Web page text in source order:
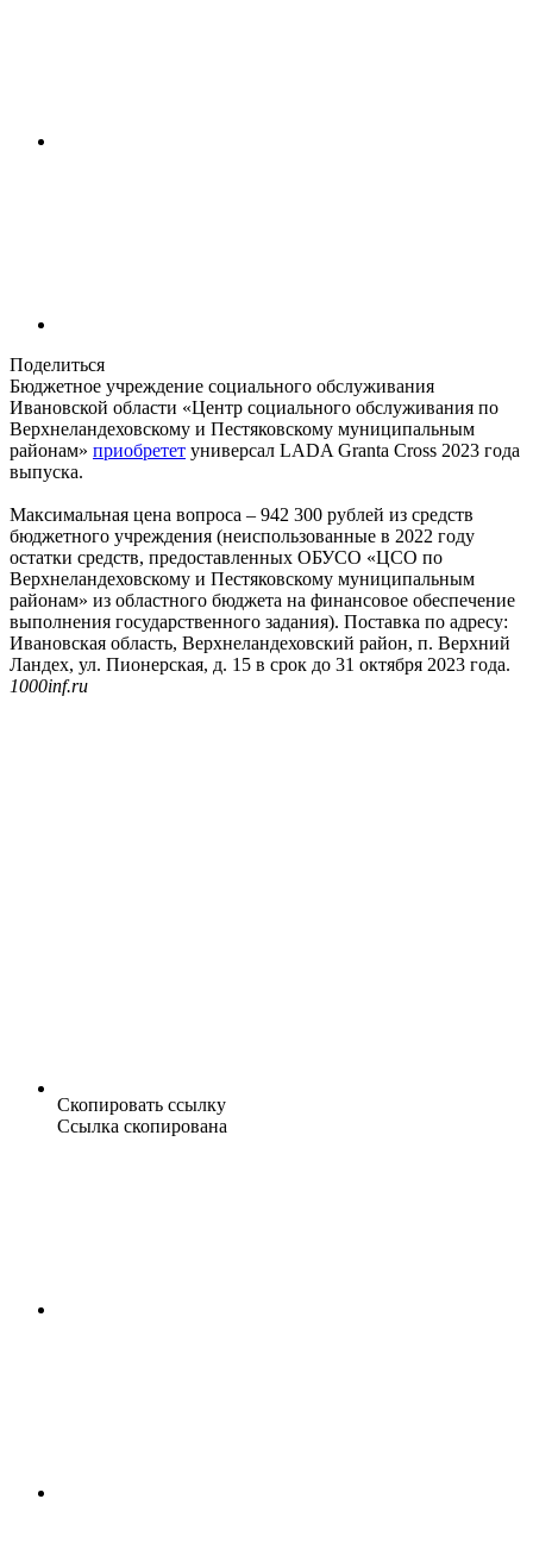
Поделиться
Бюджетное учреждение социального обслуживания
Ивановской области «Центр социального обслуживания по
Верхнеландеховскому и Пестяковскому муниципальным
районам» приобретет универсал LADA Granta Cross 2023 года
выпуска.
Максимальная цена вопроса – 942 300 рублей из средств
бюджетного учреждения (неиспользованные в 2022 году
остатки средств, предоставленных ОБУСО «ЦСО по
Верхнеландеховскому и Пестяковскому муниципальным
районам» из областного бюджета на финансовое обеспечение
выполнения государственного задания). Поставка по адресу:
Ивановская область, Верхнеландеховский район, п. Верхний
Ландех, ул. Пионерская, д. 15 в срок до 31 октября 2023 года.
1000inf.ru
Скопировать ссылку
Ссылка скопирована